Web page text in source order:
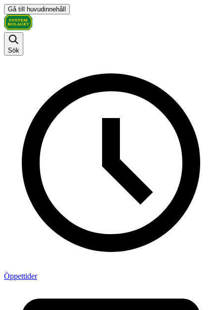
Gå till huvudinnehåll
Sök
Öppettider